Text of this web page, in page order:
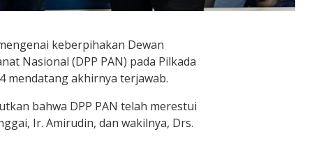
keberpihakan Dewan
Nasional (DPP PAN) pada Pilkada
mendatang akhirnya terjawab.
bahwa DPP PAN telah merestui
Ir. Amirudin, dan wakilnya, Drs.